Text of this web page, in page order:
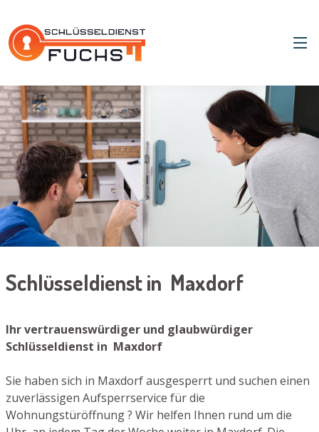
Schlüsseldienst in Maxdorf
Ihr vertrauenswürdiger und glaubwürdiger
Schlüsseldienst in Maxdorf
Sie haben sich in Maxdorf ausgesperrt und suchen einen
zuverlässigen Aufsperrservice für die
Wohnungstüröffnung ? Wir helfen Ihnen rund um die